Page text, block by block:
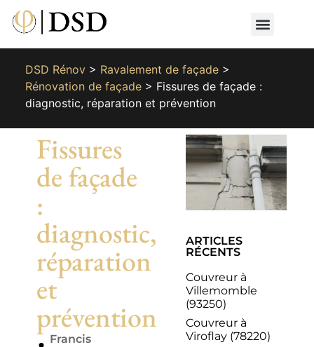
DSD Rénov> Ravalement de façade>
Rénovation de façade> Fissures de façade :
diagnostic, réparation et prévention
Fissures
de façade
:
diagnostic,
réparation
et
prévention
Francis
ARTICLES
RÉCENTS
Couvreur à
Villemomble
(93250)
Couvreur à
Viroflay (78220)